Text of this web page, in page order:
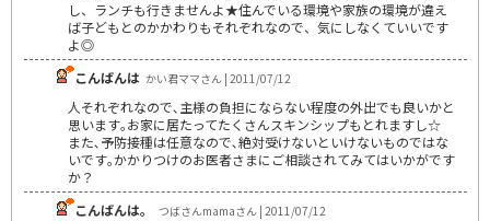
し、ランチも行きませんよ★住んでいる環境や家族の環境が違え
ば子どもとのかかわりもそれぞれなので、気にしなくていいです
よ◎
こんばんは かい君ママさん | 2011/07/12
人それぞれなので､主様の負担にならない程度の外出でも良いかと
思います｡お家に居たってたくさんスキンシップもとれますし☆
また､予防接種は任意なので､絶対受けないといけないものではな
いです｡かかりつけのお医者さまにご相談されてみてはいかがです
か？
こんばんは。
つばさんmamaさん | 2011/07/12